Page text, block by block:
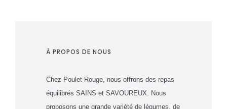
À PROPOS DE NOUS
Chez Poulet Rouge, nous offrons des repas
équilibrés SAINS et SAVOUREUX. Nous
proposons une grande variété de légumes, de